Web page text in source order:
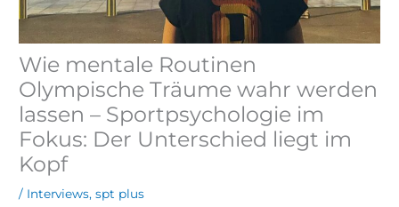
Wie mentale Routinen
Olympische Träume wahr werden
lassen – Sportpsychologie im
Fokus: Der Unterschied liegt im
Kopf
/ Interviews,spt plus